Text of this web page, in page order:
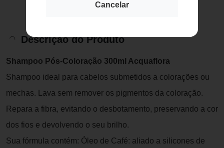
Cancelar
Descrição do Produto
Shampoo Pós-Coloração 300ml Acquaflora
Shampoo ideal para cabelos submetidos a colorações ou
mechas. Lava sem remover os pigmentos da coloração.
Repara a fibra, evitando o desbotamento, preservando a cor
dos fios e devolvendo o seu brilho.
Sua fórmula contém: Óleo de Café: aliado a silicones de